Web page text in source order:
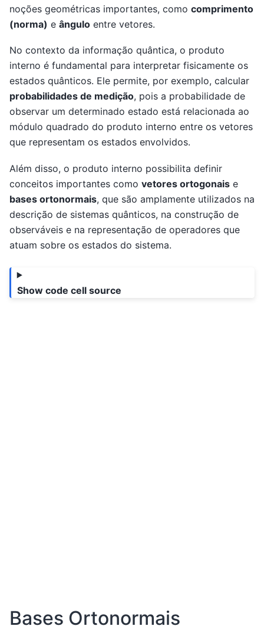
noções geométricas importantes, como comprimento
(norma) e ângulo entre vetores.
No contexto da informação quântica, o produto
interno é fundamental para interpretar fisicamente os
estados quânticos. Ele permite, por exemplo, calcular
probabilidades de medição, pois a probabilidade de
observar um determinado estado está relacionada ao
módulo quadrado do produto interno entre os vetores
que representam os estados envolvidos.
Além disso, o produto interno possibilita definir
conceitos importantes como vetores ortogonais e
bases ortonormais, que são amplamente utilizados na
descrição de sistemas quânticos, na construção de
observáveis e na representação de operadores que
atuam sobre os estados do sistema.
Show code cell source
Bases Ortonormais